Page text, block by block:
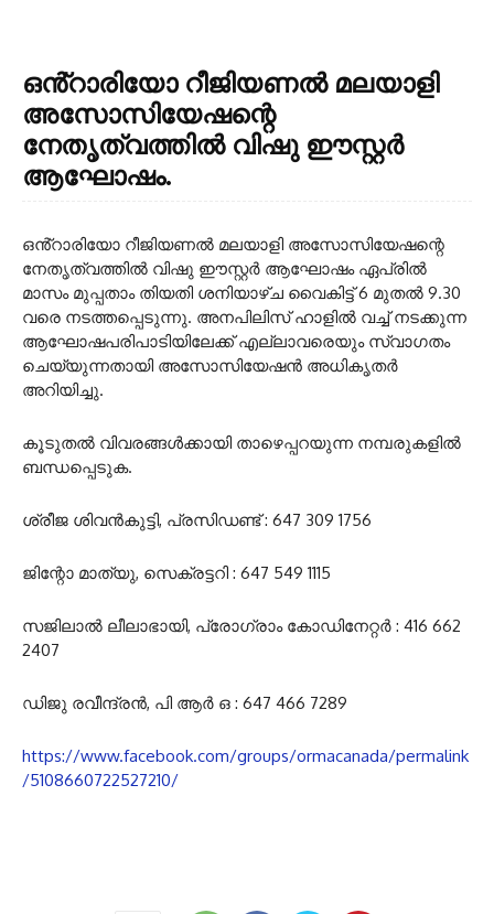
ഒൻ്റാരിയോ റീജിയണൽ മലയാളി
അസോസിയേഷന്റെ
നേതൃത്വത്തിൽ വിഷു ഈസ്റ്റർ
ആഘോഷം.
ഒൻ്റാരിയോ റീജിയണൽ മലയാളി അസോസിയേഷന്റെ
നേതൃത്വത്തിൽ വിഷു ഈസ്റ്റർ ആഘോഷം ഏപ്രിൽ
മാസം മുപ്പതാം തിയതി ശനിയാഴ്ച വൈകിട്ട് 6 മുതൽ 9.30
വരെ നടത്തപ്പെടുന്നു. അനപിലിസ് ഹാളിൽ വച്ച് നടക്കുന്ന
ആഘോഷപരിപാടിയിലേക്ക് എല്ലാവരെയും സ്വാഗതം
ചെയ്‌യുന്നതായി അസോസിയേഷൻ അധികൃതർ
അറിയിച്ചു.
കൂടുതൽ വിവരങ്ങൾക്കായി താഴെപ്പറയുന്ന നമ്പരുകളിൽ
ബന്ധപ്പെടുക.
ശ്രീജ ശിവൻകുട്ടി, പ്രസിഡണ്ട് : 647 309 1756
ജിന്റോ മാത്യു, സെക്രട്ടറി : 647 549 1115
സജിലാൽ ലീലാഭായി, പ്രോഗ്രാം കോഡിനേറ്റർ : 416 662
2407
ഡിജു രവീന്ദ്രൻ, പി ആർ ഒ : 647 466 7289
https://www.facebook.com/groups/ormacanada/permalink
/5108660722527210/